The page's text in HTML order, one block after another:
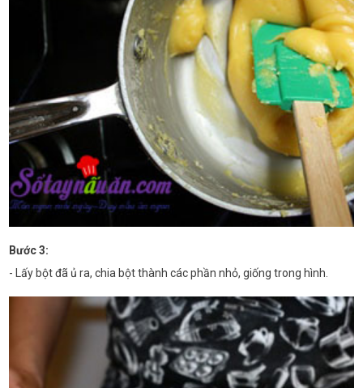
Bước 3:
- Lấy bột đã ủ ra, chia bột thành các phần nhỏ, giống trong hình.